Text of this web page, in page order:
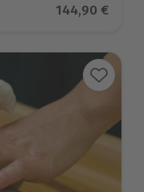
Aktueller
144,90 €